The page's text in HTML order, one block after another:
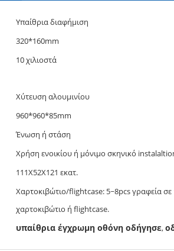
Υπαίθρια διαφήμιση
320*160mm
10 χιλιοστά
Χύτευση αλουμινίου
960*960*85mm
Ένωση ή στάση
Χρήση ενοικίου ή μόνιμο σκηνικό
111X52X121 εκατ.
Χαρτοκιβώτιο/flightcase: 5~8pcs γραφεία σε
χαρτοκιβώτιο ή flightcase.
υπαίθρια έγχρωμη οθόνη οδήγησε,